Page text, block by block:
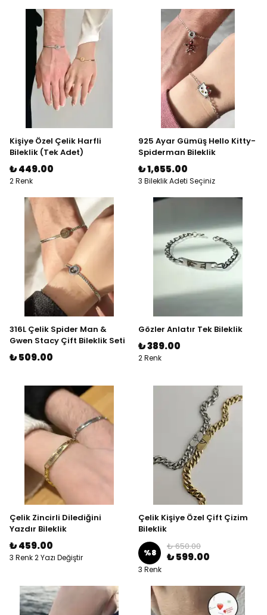
Kişiye Özel Çelik Harfli
Bileklik (Tek Adet)
₺ 449.00
2 Renk
925 Ayar Gümüş Hello Kitty-
Spiderman Bileklik
₺ 1,655.00
3 Bileklik Adeti Seçiniz
316L Çelik Spider Man &
Gwen Stacy Çift Bileklik Seti
₺ 509.00
Gözler Anlatır Tek Bileklik
₺ 389.00
2 Renk
Çelik Zincirli Dilediğini
Yazdır Bileklik
₺ 459.00
3 Renk 2 Yazı Değiştir
Çelik Kişiye Özel Çift Çizim
Bileklik
%8
₺ 650.00
₺ 599.00
3 Renk